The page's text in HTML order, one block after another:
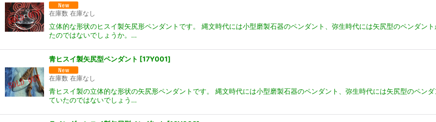
在庫数 在庫なし
立体的な形状のヒスイ製矢尻形ペンダントです。 縄文時代には小型磨製石器のペンダント、弥生時代には矢尻型のペンダン
たのではないでしょうか。…
青ヒスイ製矢尻型ペンダント [17Y001]
在庫数 在庫なし
青ヒスイ製の立体的な形状の矢尻形ペンダントです。 縄文時代には小型磨製石器のペンダント、弥生時代には矢尻型のペン
ていたのではないでしょう…